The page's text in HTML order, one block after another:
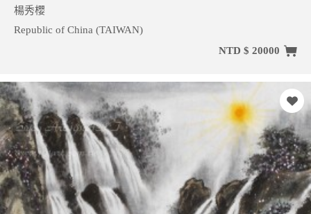
楊秀櫻
Republic of China (TAIWAN)
NTD $ 20000